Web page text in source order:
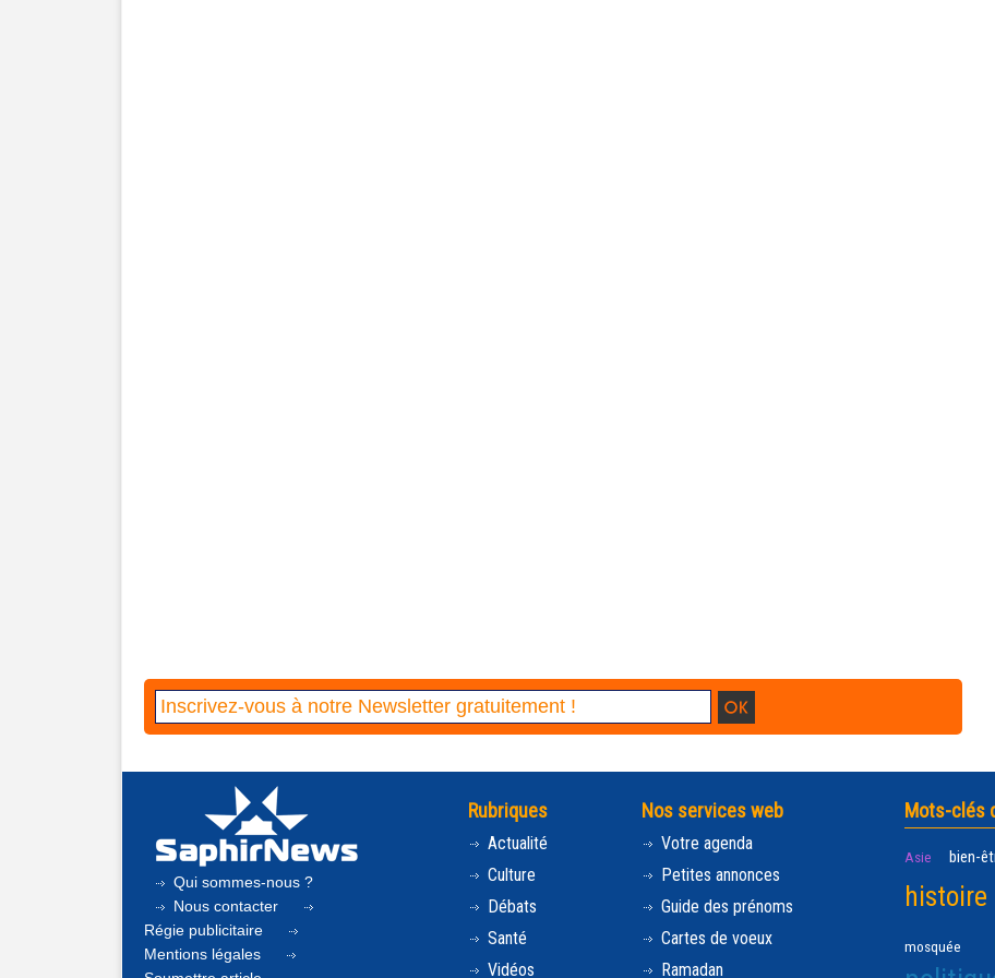
Qui sommes-nous ?
Nous contacter
Régie publicitaire
Mentions légales
Rubriques
Actualité
Culture
Débats
Santé
Vidéos
Nos services web
Votre agenda
Petites annonces
Guide des prénoms
Cartes de voeux
Ramadan
Mots-clés
Asie bien-
histoire
mosquée